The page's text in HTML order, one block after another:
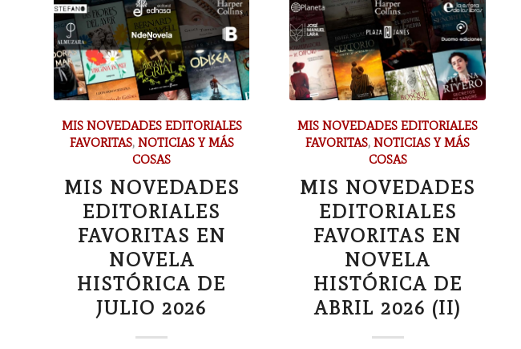
MIS NOVEDADES EDITORIALES
FAVORITAS, NOTICIAS Y MÁS
COSAS
MIS NOVEDADES
EDITORIALES
FAVORITAS EN
NOVELA
HISTÓRICA DE
JULIO 2026
MIS NOVEDADES EDITORIALES
FAVORITAS,NOTICIAS Y MÁS
COSAS
MIS NOVEDADES
EDITORIALES
FAVORITAS EN
NOVELA
HISTÓRICA DE
ABRIL 2026 (II)